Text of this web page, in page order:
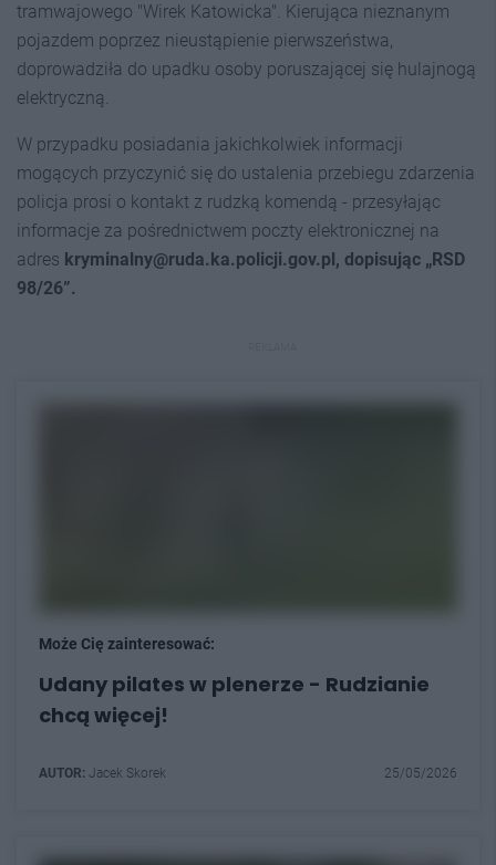
tramwajowego "Wirek Katowicka". Kierująca nieznanym
pojazdem poprzez nieustąpienie pierwszeństwa,
doprowadziła do upadku osoby poruszającej się hulajnogą
elektryczną.
W przypadku posiadania jakichkolwiek informacji
mogących przyczynić się do ustalenia przebiegu zdarzenia
policja prosi o kontakt z rudzką komendą - przesyłając
informacje za pośrednictwem poczty elektronicznej na
adres kryminalny@ruda.ka.policji.gov.pl, dopisując „RSD
98/26”.
Może Cię zainteresować:
Udany pilates w plenerze - Rudzianie
chcą więcej!
AUTOR: Jacek Skorek 25/05/2026